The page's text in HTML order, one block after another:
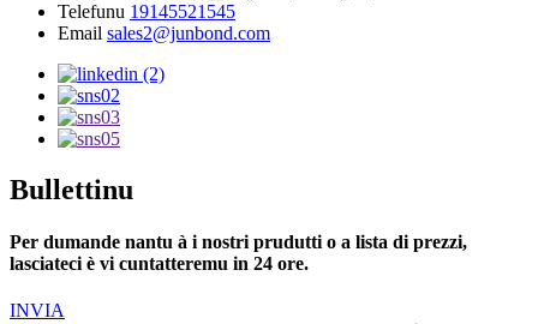
Telefunu 19145521545
Email sales2@junbond.com
Bullettinu
Per dumande nantu à i nostri prudutti o a lista di prezzi,
lasciateci è vi cuntatteremu in 24 ore.
INVIA